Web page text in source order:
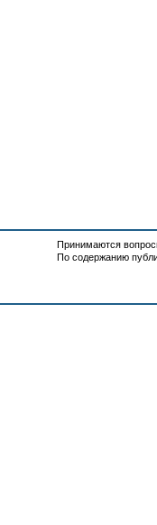
Принимаются
По содержанию